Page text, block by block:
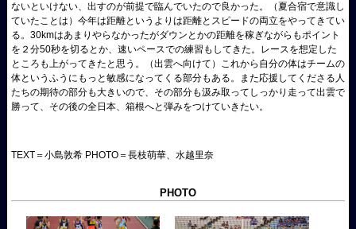
ないといけない、出すのが前提で臨んでいたので良かった。（夏合宿で意識し
ていたことは）今年は距離というよりは距離とスピードの両立をやってきてい
る。30kmはあまりやらなかったがダウンとかの距離を稼ぎながらもポイント
を２分50秒を切るとか、速いペースでの練習もしてきた。レースを想定した
ところも上がってきたと思う。（出雲へ向けて）これから自分の体はチームの
体というふうにもっと敏感になってくる部分もある。また応援してくださる人
たちの期待の部分も大きいので、その部分も汲み取ってしっかり走って出雲で
勝って、その後の全日本、箱根へと弾みをつけていきたい。
TEXT＝小島敦希 PHOTO＝長枝萌華、水越里奈
PHOTO